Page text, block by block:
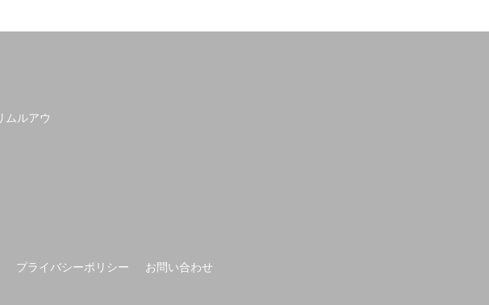
プライバシーポリシー お問い合わせ